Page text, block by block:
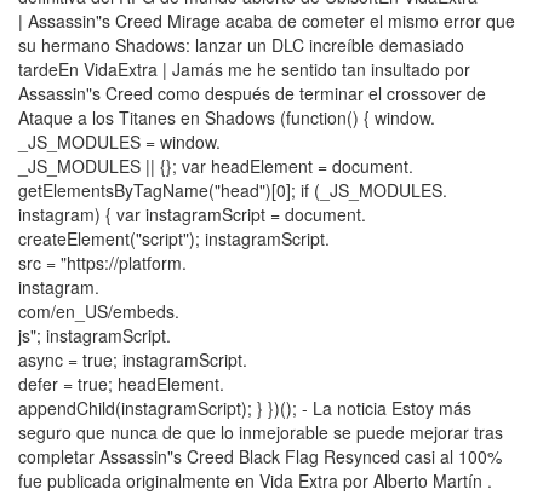
| Assassin"s Creed Mirage acaba de cometer el mismo error que
su hermano Shadows: lanzar un DLC increíble demasiado
tardeEn VidaExtra | Jamás me he sentido tan insultado por
Assassin"s Creed como después de terminar el crossover de
Ataque a los Titanes en Shadows (function() { window.
_JS_MODULES = window.
_JS_MODULES || {}; var headElement = document.
getElementsByTagName("head")[0]; if (_JS_MODULES.
instagram) { var instagramScript = document.
createElement("script"); instagramScript.
src = "https://platform.
instagram.
com/en_US/embeds.
js"; instagramScript.
async = true; instagramScript.
defer = true; headElement.
appendChild(instagramScript); } })(); - La noticia Estoy más
seguro que nunca de que lo inmejorable se puede mejorar tras
completar Assassin"s Creed Black Flag Resynced casi al 100%
fue publicada originalmente en Vida Extra por Alberto Martín .